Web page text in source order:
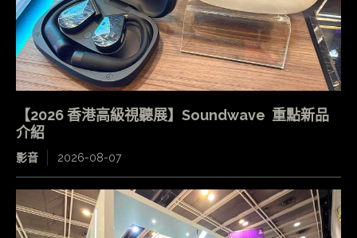
【2026 香港高級視聽展】Soundwave 重點新品
介紹
影音 2026-08-07